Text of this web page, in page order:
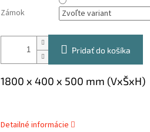
Zámok
Pridať do košíka
1800 x 400 x 500 mm (VxŠxH)
Detailné informácie